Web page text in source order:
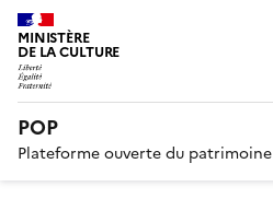
MINISTÈRE
DE LA CULTURE
POP
Plateforme ouverte du patrimoine